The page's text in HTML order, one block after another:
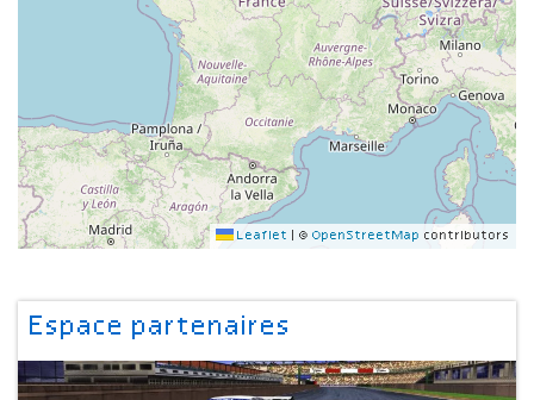
Leaflet © OpenStreetMap contributors
Espace partenaires